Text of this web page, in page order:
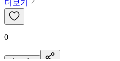
더보기
0